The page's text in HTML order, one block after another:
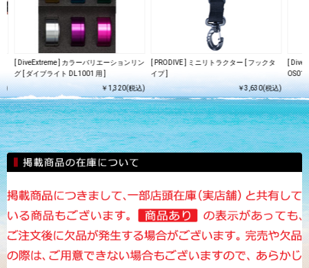
)
[ DiveExtreme ] カラーバリエーションリン
グ [ ダイブライト DL1001 用 ]
￥1,320(税込)
[ PRODIVE ] ミニリトラクター [ フックタ
イプ ]
￥3,630(税込)
[
OS01